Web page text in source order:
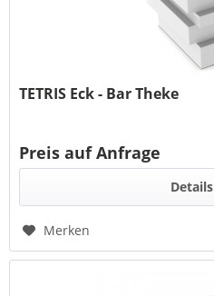
TETRIS Eck - Bar Theke
Preis auf Anfrage
Details
Merken